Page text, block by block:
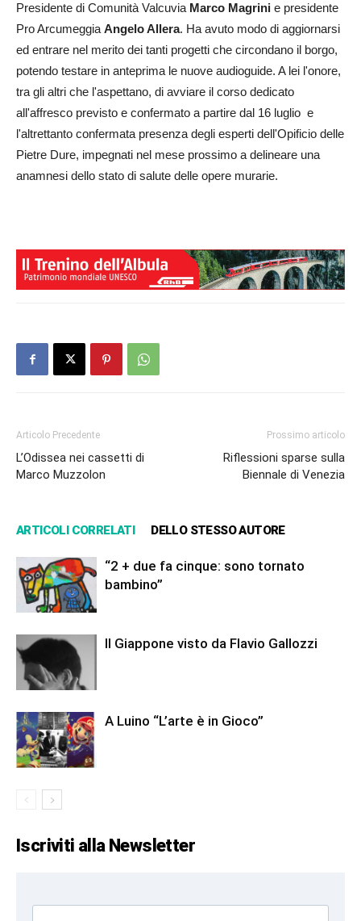
Presidente di Comunità Valcuvia Marco Magrini e presidente
Pro Arcumeggia Angelo Allera. Ha avuto modo di aggiornarsi
ed entrare nel merito dei tanti progetti che circondano il borgo,
potendo testare in anteprima le nuove audioguide. A lei l'onore,
tra gli altri che l'aspettano, di avviare il corso dedicato
all'affresco previsto e confermato a partire dal 16 luglio e
l'altrettanto confermata presenza degli esperti dell'Opificio delle
Pietre Dure, impegnati nel mese prossimo a delineare una
anamnesi dello stato di salute delle opere murarie.
Articolo Precedente
L’Odissea nei cassetti di
Marco Muzzolon
Prossimo articolo
Riflessioni sparse sulla
Biennale di Venezia
ARTICOLI CORRELATI DELLO STESSO AUTORE
“2 + due fa cinque: sono tornato
bambino”
Il Giappone visto da Flavio Gallozzi
A Luino “L’arte è in Gioco”
Iscriviti alla Newsletter